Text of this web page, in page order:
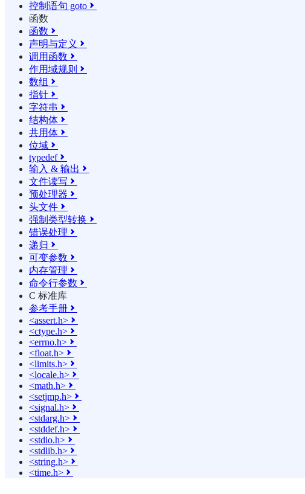
控制语句 goto 
函数
函数 
声明与定义 
调用函数 
作用域规则 
数组 
指针 
字符串 
结构体 
共用体 
位域 
typedef
输入 & 输出 
文件读写 
预处理器 
头文件 
强制类型转换 
错误处理 
递归 
可变参数 
内存管理 
命令行参数 
C 标准库
参考手册 
<assert.h> 
<ctype.h> 
<errno.h> 
<float.h> 
<limits.h> 
<locale.h> 
<math.h> 
<setjmp.h> 
<signal.h> 
<stdarg.h> 
<stddef.h> 
<stdio.h> 
<stdlib.h> 
<string.h> 
<time.h> 